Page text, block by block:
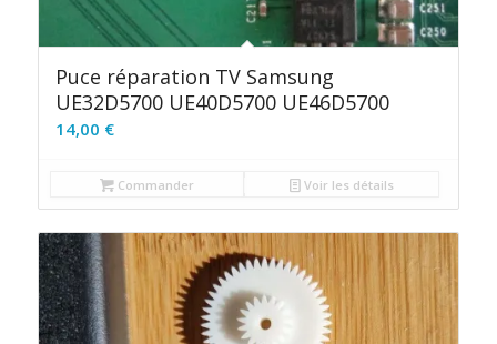
Puce réparation TV Samsung
UE32D5700 UE40D5700 UE46D5700
14,00 €
Commander Voir les détails